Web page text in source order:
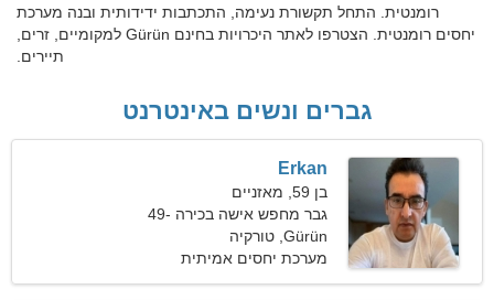
רומנטית. התחל תקשורת נעימה, התכתבות ידידותית ובנה מערכת
יחסים רומנטית. הצטרפו לאתר היכרויות בחינם Gürün למקומיים, זרים,
תיירים.
גברים ונשים באינטרנט
Erkan
בן 59, מאזניים
גבר מחפש אישה בכירה 49-
57
Gürün, טורקיה
מערכת יחסים אמיתית